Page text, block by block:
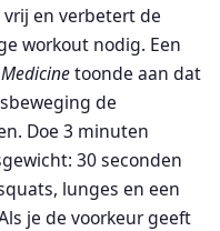
en verbetert de
workout nodig. Een
toonde aan dat
de
Doe 3 minuten
30 seconden
lunges en een
je de voorkeur geeft